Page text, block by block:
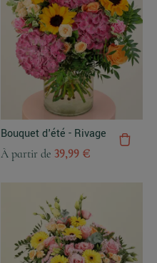
Bouquet d'été - Rivage
À partir de 39,99 €